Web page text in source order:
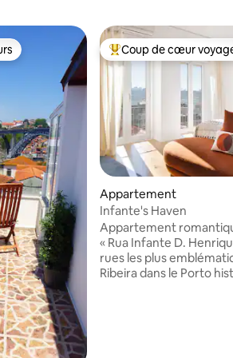
les plus appréciés Coups de cœur
Coup de cœur
Appartement
Infante's Haven
Appartement
« Rua Infante D.
rues les plus
Ribeira dans le Porto